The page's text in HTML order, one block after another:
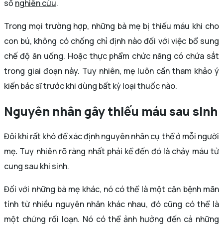
số nghiên cứu.
Trong mọi trường hợp, những bà mẹ bị thiếu máu khi cho
con bú, không có chống chỉ định nào đối với việc bổ sung
chế độ ăn uống. Hoặc thực phẩm chức năng có chứa sắt
trong giai đoạn này. Tuy nhiên, mẹ luôn cần tham khảo ý
kiến ​​bác sĩ trước khi dùng bất kỳ loại thuốc nào.
Nguyên nhân gây thiếu máu sau sinh
Đôi khi rất khó để xác định nguyên nhân cụ thể ở mỗi người
mẹ. Tuy nhiên rõ ràng nhất phải kể đến đó là chảy máu tử
cung sau khi sinh.
Đối với những bà mẹ khác, nó có thể là một căn bệnh mãn
tính từ nhiều nguyên nhân khác nhau, đó cũng có thể là
một chứng rối loạn. Nó có thể ảnh hưởng đến cả những